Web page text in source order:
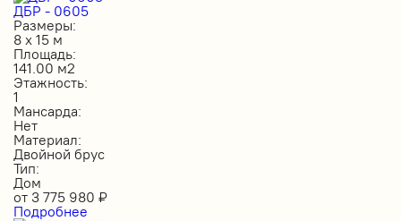
ДБР - 0605
Размеры:
8 х 15 м
Площадь:
141.00 м2
Этажность:
1
Мансарда:
Нет
Материал:
Двойной брус
Тип:
Дом
от 3 775 980 ₽
Подробнее